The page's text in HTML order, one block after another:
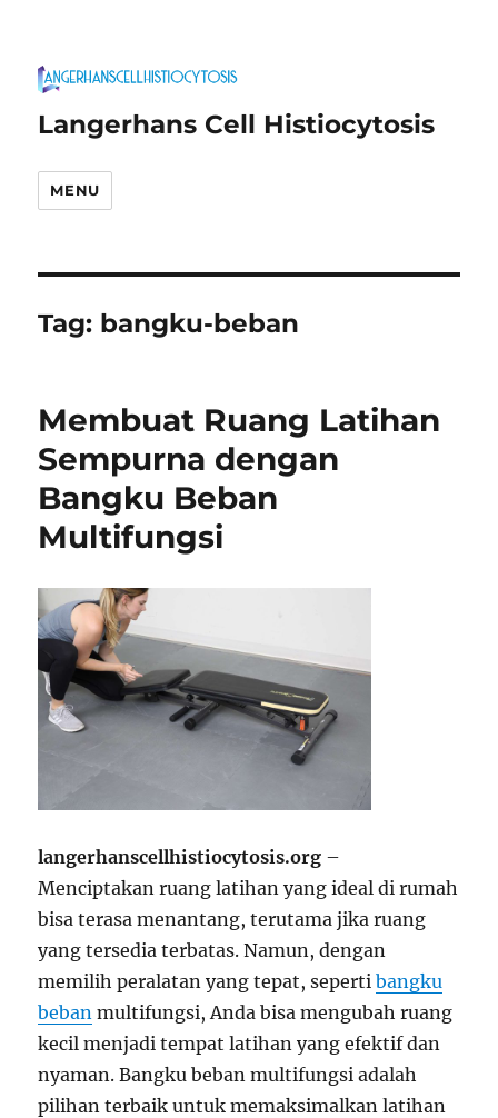
Langerhans Cell Histiocytosis
MENU
Tag: bangku-beban
Membuat Ruang Latihan
Sempurna dengan
Bangku Beban
Multifungsi
langerhanscellhistiocytosis.org –
Menciptakan ruang latihan yang ideal di rumah
bisa terasa menantang, terutama jika ruang
yang tersedia terbatas. Namun, dengan
memilih peralatan yang tepat, sepertibangku
beban multifungsi, Anda bisa mengubah ruang
kecil menjadi tempat latihan yang efektif dan
nyaman. Bangku beban multifungsi adalah
pilihan terbaik untuk memaksimalkan latihan